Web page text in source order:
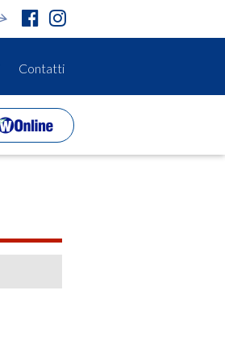
Contatti